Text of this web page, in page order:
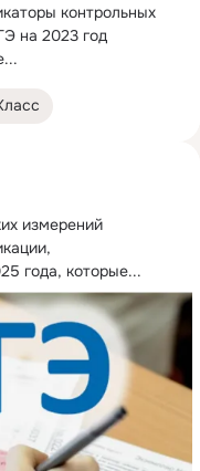
контрольных
на 2023 год
измерений
года, которые...